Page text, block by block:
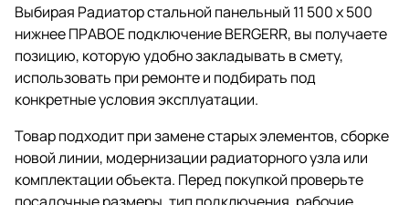
Выбирая Радиатор стальной панельный 11 500 x 500
нижнее ПРАВОЕ подключение BERGERR, вы получаете
позицию, которую удобно закладывать в смету,
использовать при ремонте и подбирать под
конкретные условия эксплуатации.
Товар подходит при замене старых элементов, сборке
новой линии, модернизации радиаторного узла или
комплектации объекта. Перед покупкой проверьте